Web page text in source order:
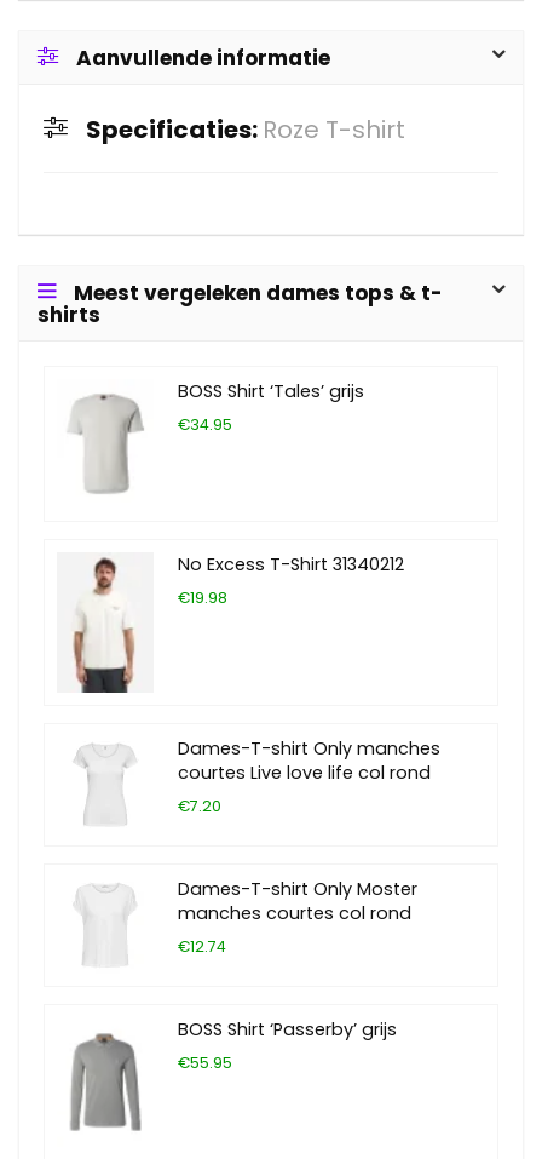
Aanvullende informatie
Specificaties: Roze T-shirt
Meest vergeleken dames tops & t-
shirts
BOSS Shirt ‘Tales’ grijs
€34.95
No Excess T-Shirt 31340212
€19.98
Dames-T-shirt Only manches
courtes Live love life col rond
€7.20
Dames-T-shirt Only Moster
manches courtes col rond
€12.74
BOSS Shirt ‘Passerby’ grijs
€55.95